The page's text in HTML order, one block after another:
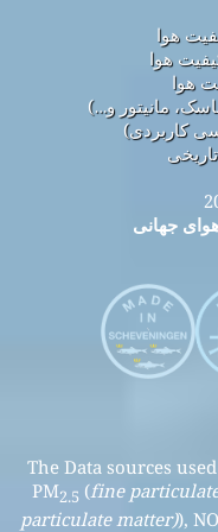
هوا
هوا
هوا
مانیتور و…)
جهانی
The Data sources
PM2.5(fine
particulate matter)),